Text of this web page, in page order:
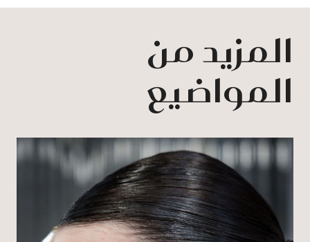
المزيد من
المواضيع